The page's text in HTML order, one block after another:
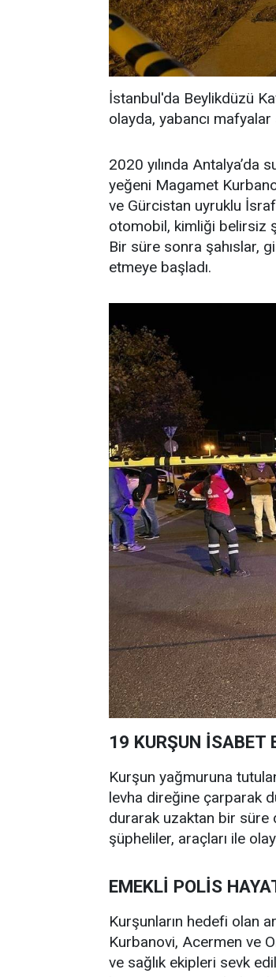
İstanbul'da Beylikdüzü
olayda, yabancı
2020 yılında Antalya’da
yeğeni Magamet
ve Gürcistan uyruklu
otomobil, kimliği belirsiz
Bir süre sonra şahıslar,
etmeye başladı.
19 KURŞUN İSABET
Kurşun yağmuruna
levha direğine çarparak
durarak uzaktan bir süre
şüpheliler, araçları ile
EMEKLİ POLİS
Kurşunların hedefi olan
Kurbanovi, Acermen ve
ve sağlık ekipleri sevk